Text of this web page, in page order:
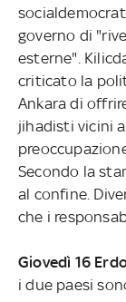
governo di
esterne".
criticato la
Ankara di
jihadisti vicini
Secondo la
al confine.
che i
Giovedì 16
i due paesi